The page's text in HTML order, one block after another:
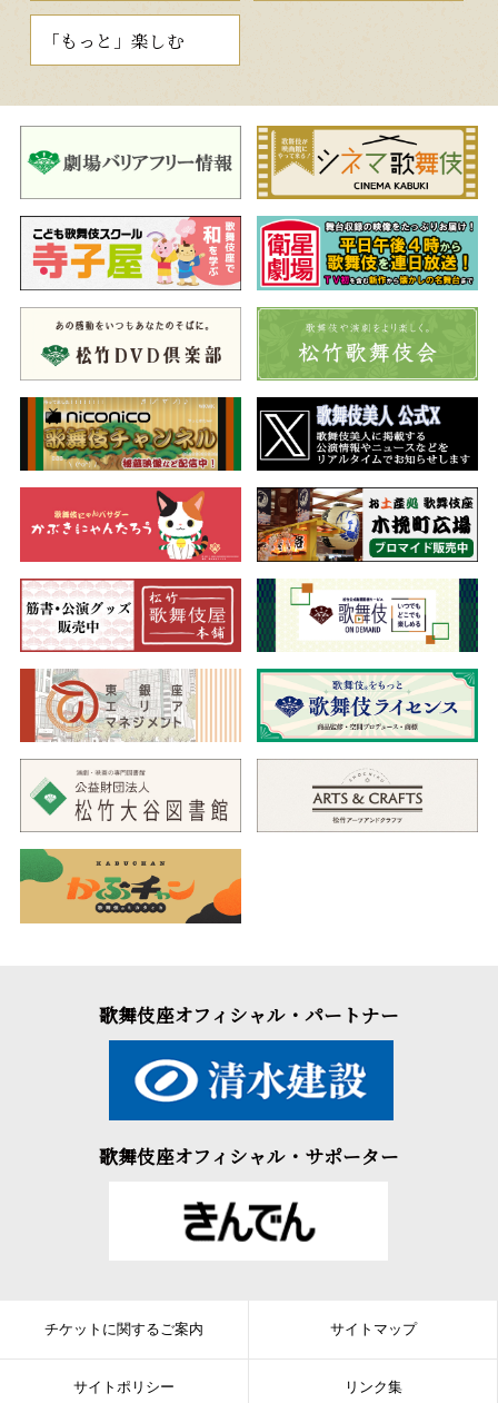
「もっと」楽しむ
歌舞伎座オフィシャル・パートナー
歌舞伎座オフィシャル・サポーター
チケットに関するご案内 サイトマップ
サイトポリシー リンク集